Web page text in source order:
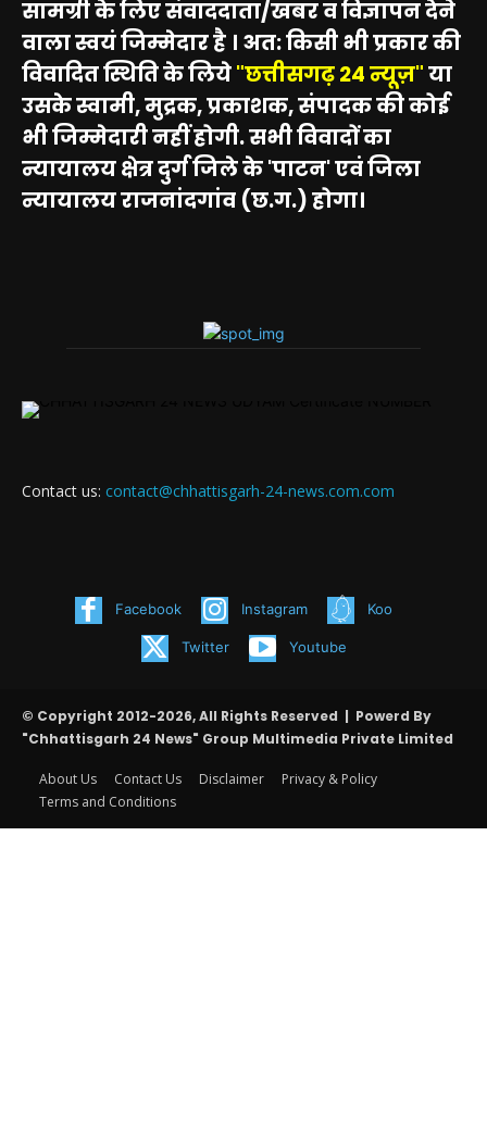
सामग्री के लिए संवाददाता/खबर व विज्ञापन देने
वाला स्वयं जिम्मेदार है । अत: किसी भी प्रकार की
विवादित स्थिति के लिये"छत्तीसगढ़ 24 न्यूज़"या
उसके स्वामी, मुद्रक, प्रकाशक, संपादक की कोई
भी जिम्मेदारी नहीं होगी. सभी विवादों का
न्यायालय क्षेत्र दुर्ग जिले के 'पाटन' एवं जिला
न्यायालय राजनांदगांव (छ.ग.) होगा।
Contact us: contact@chhattisgarh-24-news.com.com
Facebook Instagram Koo
Twitter Youtube
© Copyright 2012-2026, All Rights Reserved | Powerd By
"Chhattisgarh 24 News" Group Multimedia Private Limited
About Us Contact Us Disclaimer
Privacy & Policy
Terms and Conditions